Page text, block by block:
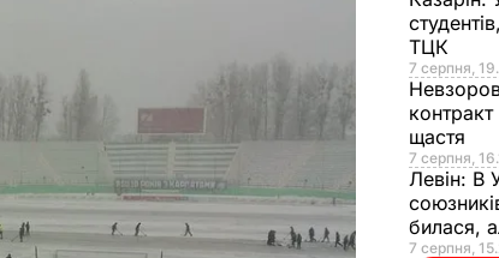
ТЦК
7 серпня,
щастя
7 серпня,
Левін: В
билася,
7 серпня,